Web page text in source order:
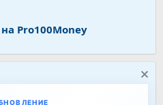
Pro100Money